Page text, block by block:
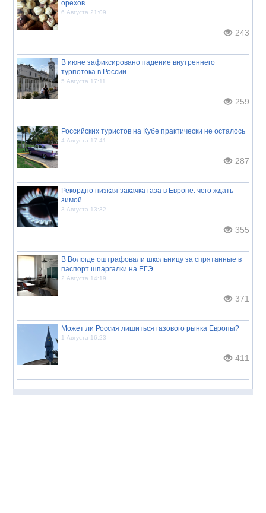
орехов
6 Августа 21:09
243
В июне зафиксировано падение внутреннего
турпотока в России
5 Августа 17:11
259
Российских туристов на Кубе практически не осталось
4 Августа 17:41
287
Рекордно низкая закачка газа в Европе: чего ждать
зимой
3 Августа 13:32
355
В Вологде оштрафовали школьницу за спрятанные в
паспорт шпаргалки на ЕГЭ
2 Августа 14:19
371
Может ли Россия лишиться газового рынка Европы?
1 Августа 16:23
411